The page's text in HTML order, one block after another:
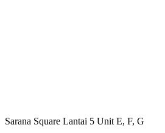
Sarana Square Lantai 5 Unit E, F, G